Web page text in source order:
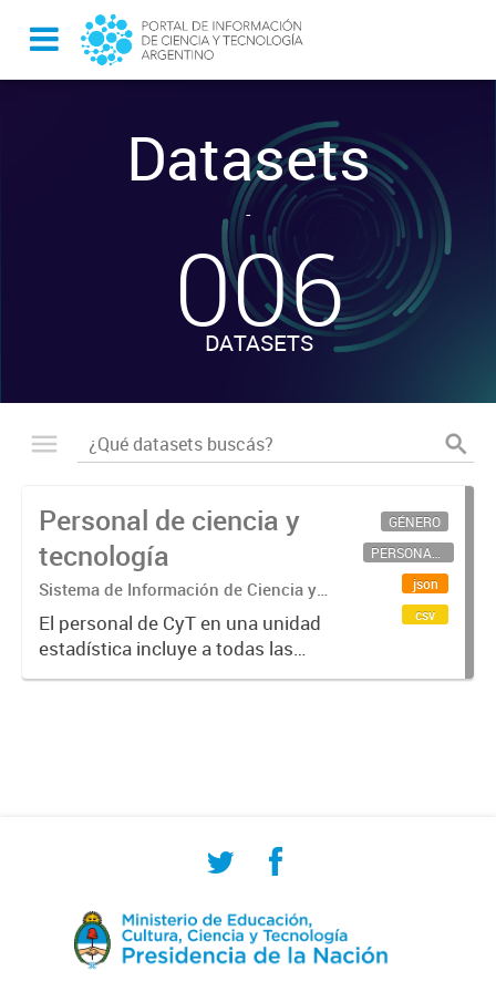
Datasets
-
006
DATASETS
Personal de ciencia y
tecnología
Sistema de Información de Ciencia y
Tecnología Argentino (SICYTAR)
El personal de CyT en una unidad
estadística incluye a todas las
personas involucradas
GÉNERO
PERSONAL CIENTÍFICO-TECNOLÓGICO
json
csv